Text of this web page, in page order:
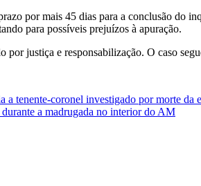
por mais 45 dias para a conclusão do
para possíveis prejuízos à apuração.
por justiça e responsabilização. O caso
a tenente-coronel investigado por morte da
a madrugada no interior do AM